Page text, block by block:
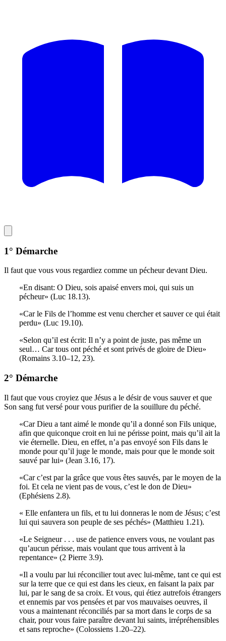
1° Démarche
Il faut que vous vous regardiez comme un pécheur devant Dieu.
«En disant: O Dieu, sois apaisé envers moi, qui suis un
pécheur» (Luc 18.13).
«Car le Fils de l’homme est venu chercher et sauver ce qui était
perdu» (Luc 19.10).
«Selon qu’il est écrit: Il n’y a point de juste, pas même un
seul… Car tous ont péché et sont privés de gloire de Dieu»
(Romains 3.10–12, 23).
2° Démarche
Il faut que vous croyiez que Jésus a le désir de vous sauver et que
Son sang fut versé pour vous purifier de la souillure du péché.
«Car Dieu a tant aimé le monde qu’il a donné son Fils unique,
afin que quiconque croit en lui ne périsse point, mais qu’il ait la
vie éternelle. Dieu, en effet, n’a pas envoyé son Fils dans le
monde pour qu’il juge le monde, mais pour que le monde soit
sauvé par lui» (Jean 3.16, 17).
«Car c’est par la grâce que vous êtes sauvés, par le moyen de la
foi. Et cela ne vient pas de vous, c’est le don de Dieu»
(Ephésiens 2.8).
« Elle enfantera un fils, et tu lui donneras le nom de Jésus; c’est
lui qui sauvera son peuple de ses péchés» (Matthieu 1.21).
«Le Seigneur . . . use de patience envers vous, ne voulant pas
qu’aucun périsse, mais voulant que tous arrivent à la
repentance» (2 Pierre 3.9).
«Il a voulu par lui réconcilier tout avec lui-même, tant ce qui est
sur la terre que ce qui est dans les cieux, en faisant la paix par
lui, par le sang de sa croix. Et vous, qui étiez autrefois étrangers
et ennemis par vos pensées et par vos mauvaises oeuvres, il
vous a maintenant réconciliés par sa mort dans le corps de sa
chair, pour vous faire paraître devant lui saints, irrépréhensibles
et sans reproche» (Colossiens 1.20–22).